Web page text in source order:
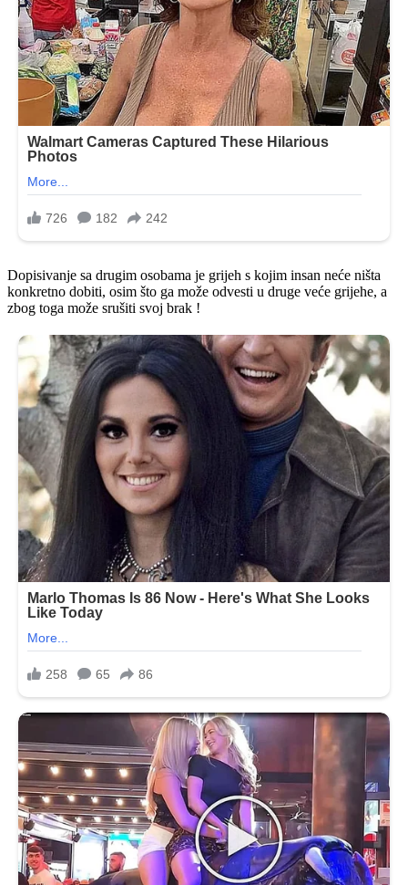
Dopisivanje sa drugim osobama je grijeh s kojim insan neće ništa
konkretno dobiti, osim što ga može odvesti u druge veće grijehe, a
zbog toga može srušiti svoj brak !